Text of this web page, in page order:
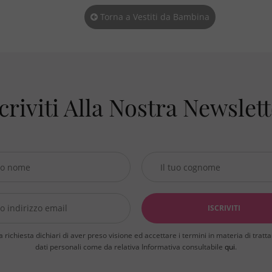
Torna a Vestiti da Bambina
Alla Nostra
richiesta dichiari di aver preso visione ed accettare i termini in materia di
dati personali come da relativa Informativa consultabile qui.